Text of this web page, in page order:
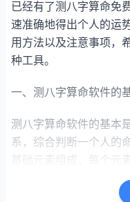
已经有了测八字算命免
速准确地得出个人的运
用方法以及注意事项，
种工具。
一、测八字算命软件的
测八字算命软件的基本
系，综合判断一个人的
基础元素组成，每个元
中，天干和地支的阴阳
种复杂的关系。测八字